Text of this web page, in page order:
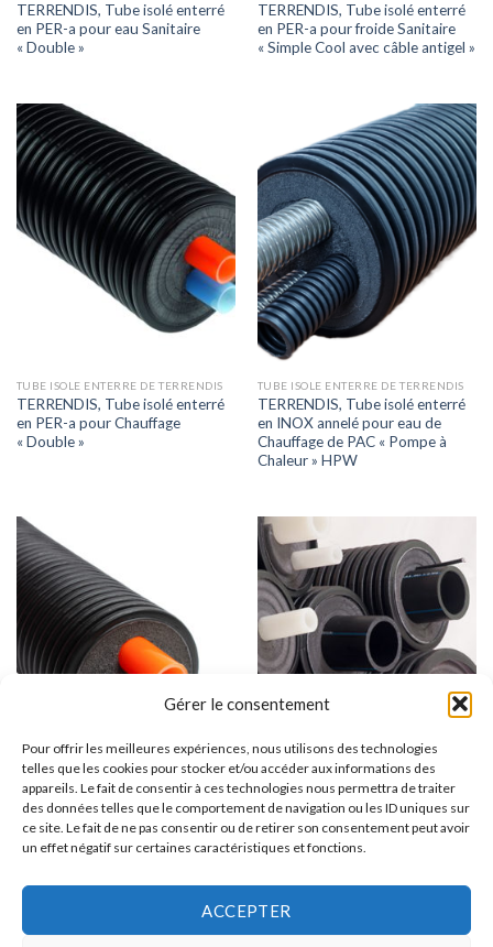
Gérer le consentement
Pour offrir les meilleures expériences, nous utilisons des technologies
telles que les cookies pour stocker et/ou accéder aux informations des
appareils. Le fait de consentir à ces technologies nous permettra de traiter
des données telles que le comportement de navigation ou les ID uniques sur
ce site. Le fait de ne pas consentir ou de retirer son consentement peut avoir
un effet négatif sur certaines caractéristiques et fonctions.
ACCEPTER
TERRENDIS, Tube isolé enterré
en PER-a pour eau Sanitaire
« Double »
TERRENDIS, Tube isolé enterré
en PER-a pour froide Sanitaire
« Simple Cool avec câble antigel »
TUBE ISOLE ENTERRE DE TERRENDIS
TERRENDIS, Tube isolé enterré
en PER-a pour Chauffage
« Double »
TUBE ISOLE ENTERRE DE TERRENDIS
TERRENDIS, Tube isolé enterré
en INOX annelé pour eau de
Chauffage de PAC « Pompe à
Chaleur » HPW
TUBE ISOLE ENTERRE DE TERRENDIS
TERRENDIS, Tube isolé enterré
en PER-a pour eau de Chauffage
de PAC « Pompe à Chaleur »
TUBE ISOLE ENTERRE DE TERRENDIS
TERRENDIS, Tube isolé enterré
en PER-a pour Chauffage –
Sanitaire – Climatisation – HVAC